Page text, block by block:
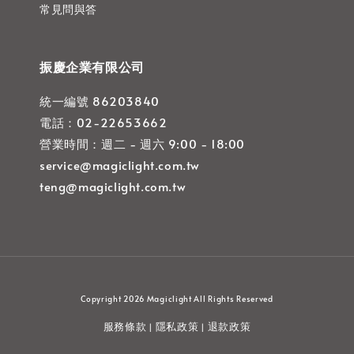
常見問與答
振慶企業有限公司
統一編號 86203840
電話：02-22653662
營業時間：週二 - 週六 9:00 - 18:00
service@magiclight.com.tw
teng@magiclight.com.tw
Copyright 2026 Magiclight All Rights Reserved
服務條款 | 隱私政策 | 退款政策